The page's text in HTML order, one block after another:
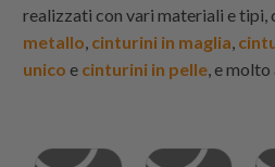
realizzati con vari materiali e tipi,
metallo, cinturini in maglia,
unico e cinturini in pelle, e